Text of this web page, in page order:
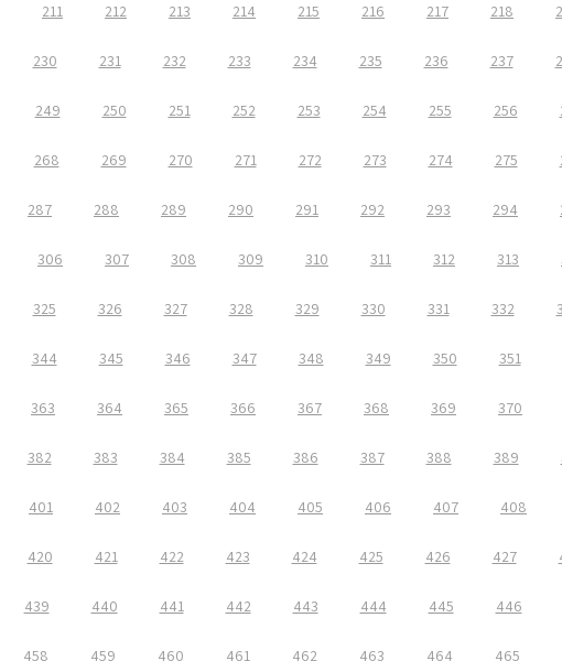
211 212 213 214 215 216 217 218
230 231 232 233 234 235 236 237
249 250 251 252 253 254 255 256
268 269 270 271 272 273 274 275
287 288 289 290 291 292 293 294
306 307 308 309 310 311 312 313
325 326 327 328 329 330 331 332
344 345 346 347 348 349 350 351
363 364 365 366 367 368 369 370
382 383 384 385 386 387 388 389
401 402 403 404 405 406 407 408
420 421 422 423 424 425 426 427
439 440 441 442 443 444 445 446
458 459 460 461 462 463 464 465